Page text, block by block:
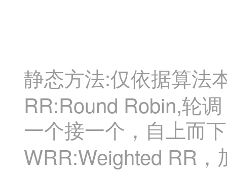
静态方法:仅依据算法
RR:Round Robin,轮调
一个接一个，自上而下
WRR:Weighted RR